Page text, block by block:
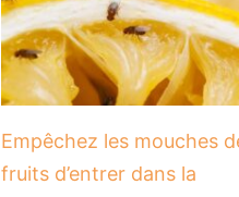
​Empêchez les mouches
fruits d’entrer dans la